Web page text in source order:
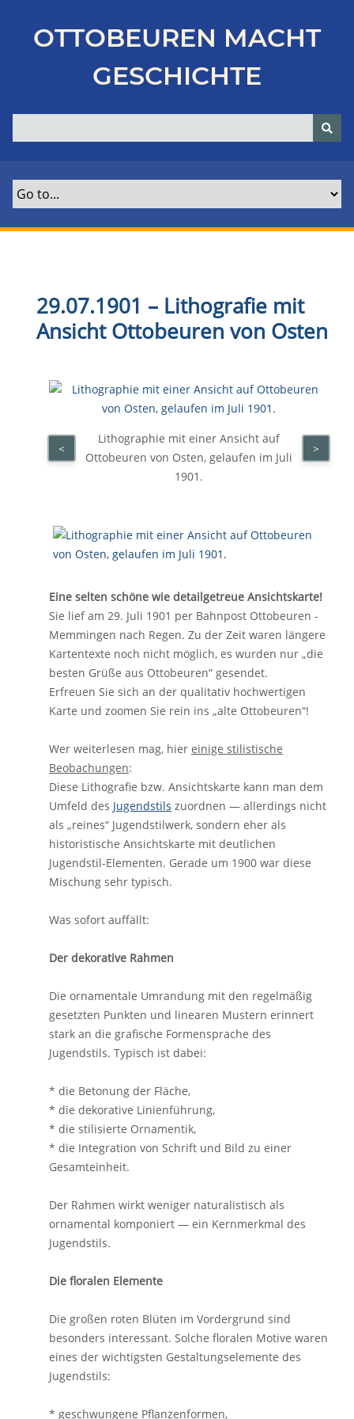
p
OTTOBEUREN MACHT
GESCHICHTE
29.07.1901 – Lithografie mit
Ansicht Ottobeuren von Osten
Lithographie mit einer Ansicht auf
Ottobeuren von Osten, gelaufen im Juli
1901.
< >
Eine selten schöne wie detailgetreue Ansichtskarte!
Sie lief am 29. Juli 1901 per Bahnpost Ottobeuren -
Memmingen nach Regen. Zu der Zeit waren längere
Kartentexte noch nicht möglich, es wurden nur „die
besten Grüße aus Ottobeuren“ gesendet.
Erfreuen Sie sich an der qualitativ hochwertigen
Karte und zoomen Sie rein ins „alte Ottobeuren“!
Wer weiterlesen mag, hier einige stilistische
Beobachungen:
Diese Lithografie bzw. Ansichtskarte kann man dem
Umfeld des Jugendstils zuordnen — allerdings nicht
als „reines“ Jugendstilwerk, sondern eher als
historistische Ansichtskarte mit deutlichen
Jugendstil-Elementen. Gerade um 1900 war diese
Mischung sehr typisch.
Was sofort auffällt:
Der dekorative Rahmen
Die ornamentale Umrandung mit den regelmäßig
gesetzten Punkten und linearen Mustern erinnert
stark an die grafische Formensprache des
Jugendstils. Typisch ist dabei:
* die Betonung der Fläche,
* die dekorative Linienführung,
* die stilisierte Ornamentik,
* die Integration von Schrift und Bild zu einer
Gesamteinheit.
Der Rahmen wirkt weniger naturalistisch als
ornamental komponiert — ein Kernmerkmal des
Jugendstils.
Die floralen Elemente
Die großen roten Blüten im Vordergrund sind
besonders interessant. Solche floralen Motive waren
eines der wichtigsten Gestaltungselemente des
Jugendstils:
* geschwungene Pflanzenformen,